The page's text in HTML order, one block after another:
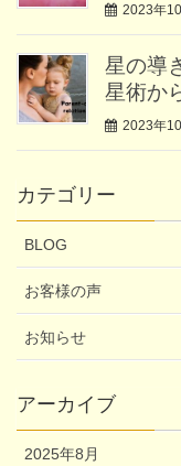
2023年
星の導
星術か
2023年
カテゴリー
BLOG
お客様の声
お知らせ
アーカイブ
2025年8月